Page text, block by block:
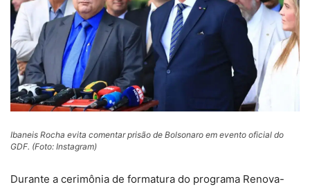
Ibaneis Rocha evita comentar prisão de Bolsonaro em evento oficial do
GDF. (Foto: Instagram)
Durante a cerimônia de formatura do programa Renova-